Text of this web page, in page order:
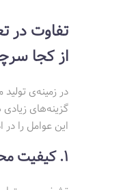
تفاوت در
از کجا
در زمینه‌ی
گزینه‌های
این عوامل را
1. کیفیت محتوا